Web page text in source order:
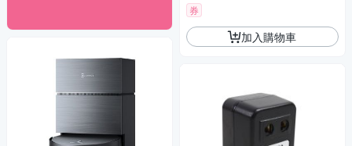
券
加入購物車